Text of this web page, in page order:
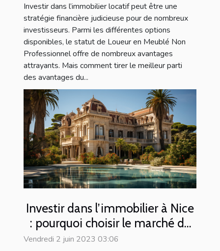
Investir dans l’immobilier locatif peut être une
stratégie financière judicieuse pour de nombreux
investisseurs. Parmi les différentes options
disponibles, le statut de Loueur en Meublé Non
Professionnel offre de nombreux avantages
attrayants. Mais comment tirer le meilleur parti
des avantages du...
Investir dans l’immobilier à Nice
: pourquoi choisir le marché de
l’immobilier de luxe ?
Vendredi 2 juin 2023 03:06